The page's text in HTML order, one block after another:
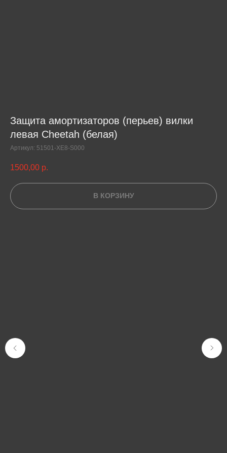
Защита амортизаторов (перьев) вилки
левая Cheetah (белая)
Артикул: 51501-XE8-S000
1500,00 р.
В КОРЗИНУ